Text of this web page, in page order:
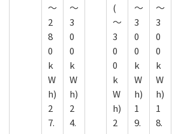
～
2
8
0
k
W
h)
2
7.
～
3
0
0
k
W
h)
2
4.
(
～
3
0
0
k
W
h)
2
～
3
0
0
k
W
h)
1
9.
～
3
0
0
k
W
h)
1
8.